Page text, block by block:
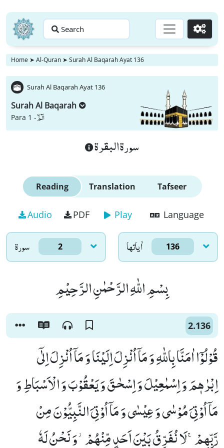
Search Go
Home ➤ Al-Quran ➤ Surah Al Baqarah Ayat 136
Surah Al Baqarah Ayat 136
Surah Al Baqarah
Para 1 -الٓمّٓ
سورة البقرة
Reading Translation Tafseer
Audio PDF Play Language
سورۃ 2 اٰياتها 136
بِسْمِ اللّٰهِ الرَّحْمٰنِ الرَّحِیْمِ
2.136
قُوْلُوْۤا اٰمَنَّا بِاللّٰهِ وَ مَاۤ اُنْزِلَ اِلَیْنَا وَ مَاۤ اُنْزِلَ اِلٰۤى
اِبْرٰهٖمَ وَ اِسْمٰعِیْلَ وَ اِسْحٰقَ وَ یَعْقُوْبَ وَ الْاَسْبَاطِ وَ
مَاۤ اُوْتِیَ مُوْسٰى وَ عِیْسٰى وَ مَاۤ اُوْتِیَ النَّبِیُّوْنَ مِنْ
رَّبِّهِمْۚ-لَا نُفَرِّقُ بَیْنَ اَحَدٍ مِّنْهُمْ٘-وَ نَحْنُ لَهٗ